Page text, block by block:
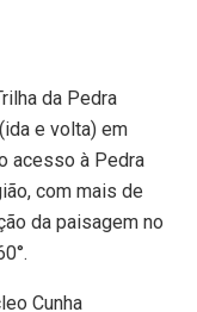
da Pedra
e volta) em
acesso à Pedra
com mais de
da paisagem no
Cunha